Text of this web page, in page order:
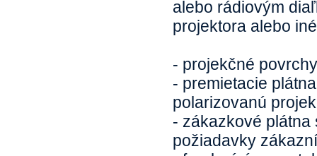
alebo rádiovým
projektora alebo
- projekčné
- premietacie
polarizovanú
- zákazkové
požiadavky